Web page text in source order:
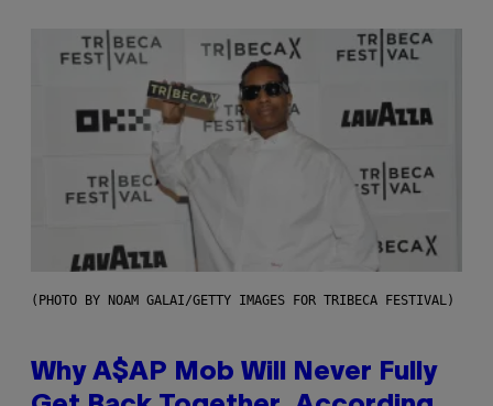
(PHOTO BY NOAM GALAI/GETTY IMAGES FOR TRIBECA FESTIVAL)
Why A$AP Mob Will Never Fully